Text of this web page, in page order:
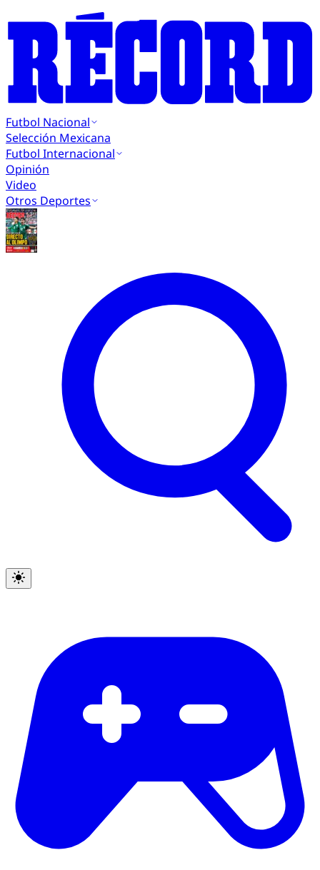
Futbol Nacional
Selección Mexicana
Futbol Internacional
Opinión
Video
Otros Deportes